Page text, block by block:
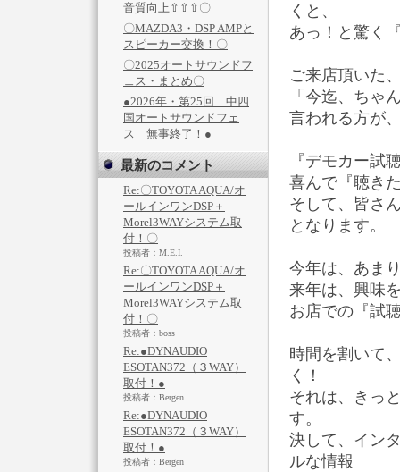
音質向上⇧⇧⇧〇
〇MAZDA3・DSP AMPと
スピーカー交換！〇
〇2025オートサウンドフ
ェス・まとめ〇
●2026年・第25回 中四
国オートサウンドフェ
ス 無事終了！●
最新のコメント
Re:〇TOYOTA AQUA/オ
ールインワンDSP＋
Morel3WAYシステム取
付！〇
投稿者：M.E.I.
Re:〇TOYOTA AQUA/オ
ールインワンDSP＋
Morel3WAYシステム取
付！〇
投稿者：boss
Re:●DYNAUDIO
ESOTAN372（３WAY）
取付！●
投稿者：Bergen
Re:●DYNAUDIO
ESOTAN372（３WAY）
取付！●
投稿者：Bergen
くと、
あっ！と驚く
ご来店頂いた
「今迄、ちゃ
言われる方が
『デモカー試
喜んで『聴き
そして、皆さ
となります。
今年は、あま
来年は、興味
お店での『試
時間を割いて
く！
それは、きっ
す。
決して、イン
ルな情報